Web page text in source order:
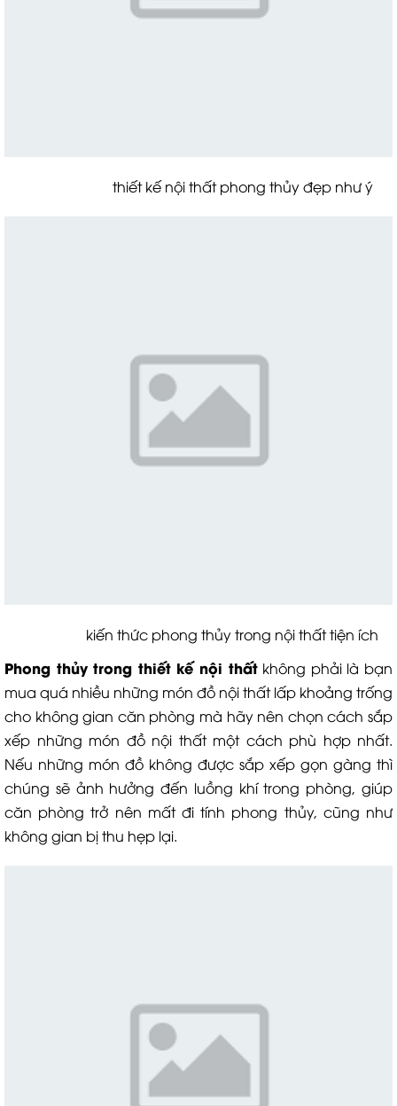
thiết kế nội thất phong thủy đẹp như ý
kiến thức phong thủy trong nội thất tiện ích
Phong thủy trong thiết kế nội thấtkhông phải là bạn
mua quá nhiều những món đồ nội thất lấp khoảng trống
cho không gian căn phòng mà hãy nên chọn cách sắp
xếp những món đồ nội thất một cách phù hợp nhất.
Nếu những món đồ không được sắp xếp gọn gàng thì
chúng sẽ ảnh hưởng đến luồng khí trong phòng, giúp
căn phòng trở nên mất đi tính phong thủy, cũng như
không gian bị thu hẹp lại.